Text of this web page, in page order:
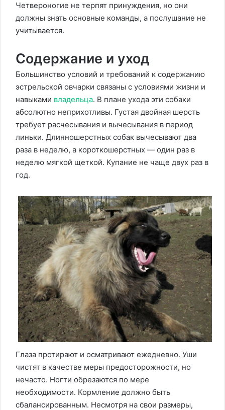
Четвероногие не терпят принуждения, но они
должны знать основные команды, а послушание не
учитывается.
Содержание и уход
Большинство условий и требований к содержанию
эстрельской овчарки связаны с условиями жизни и
навыками владельца. В плане ухода эти собаки
абсолютно неприхотливы. Густая двойная шерсть
требует расчесывания и вычесывания в период
линьки. Длинношерстных собак вычесывают два
раза в неделю, а короткошерстных — один раз в
неделю мягкой щеткой. Купание не чаще двух раз в
год.
Глаза протирают и осматривают ежедневно. Уши
чистят в качестве меры предосторожности, но
нечасто. Ногти обрезаются по мере
необходимости. Кормление должно быть
сбалансированным. Несмотря на свои размеры,